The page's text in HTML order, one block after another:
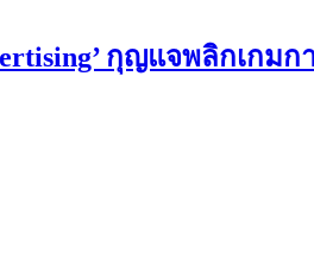
กุญแจพลิกเกมก